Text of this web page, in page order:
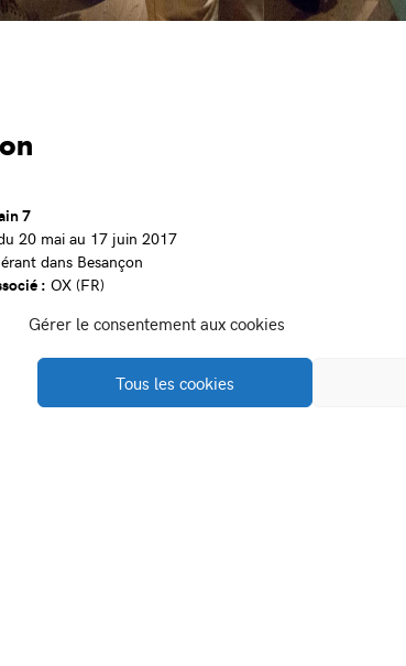
Gérer le consentement aux cookies
Tous les cookies
7
20 mai au 17 juin 2017
dans Besançon
: OX (FR)
(IT), ESPO Stephen Powers (US), Sasha Kurmaz
Seiler (US), Diana Sirianni (IT), Cie Spina (IT), LN
OX (FR), Olivier Toulemonde (FR), The Wa (FR)